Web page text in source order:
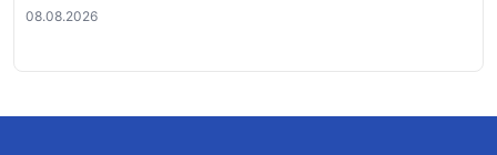
08.08.2026